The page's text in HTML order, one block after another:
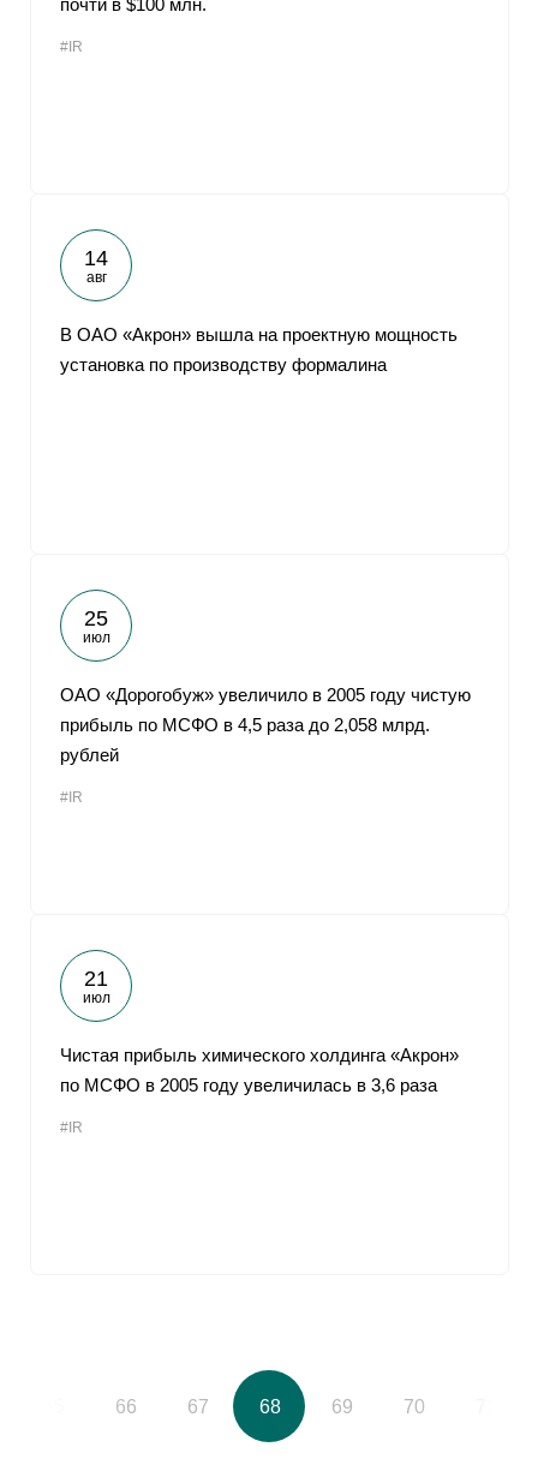
почти в $100 млн.
#IR
14
авг
В ОАО «Акрон» вышла на проектную мощность
установка по производству формалина
25
июл
ОАО «Дорогобуж» увеличило в 2005 году чистую
прибыль по МСФО в 4,5 раза до 2,058 млрд.
рублей
#IR
21
июл
Чистая прибыль химического холдинга «Акрон»
по МСФО в 2005 году увеличилась в 3,6 раза
#IR
66 67 68 69 70